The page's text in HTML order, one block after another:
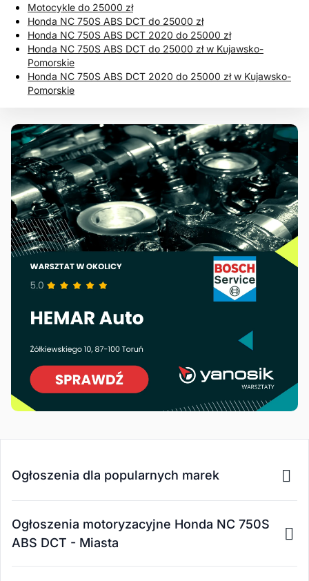
Motocykle do 25000 zł
Honda NC 750S ABS DCT do 25000 zł
Honda NC 750S ABS DCT 2020 do 25000 zł
Honda NC 750S ABS DCT do 25000 zł w Kujawsko-
Pomorskie
Honda NC 750S ABS DCT 2020 do 25000 zł w Kujawsko-
Pomorskie
Ogłoszenia dla popularnych marek
Ogłoszenia motoryzacyjne Honda NC 750S
ABS DCT - Miasta